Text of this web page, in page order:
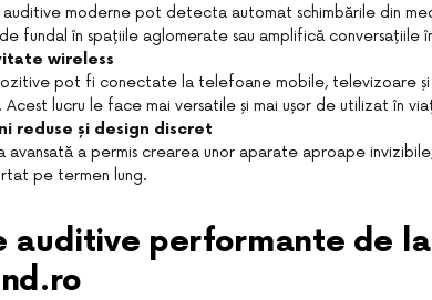
moderne pot detecta automat schimbările din
fundal în spațiile aglomerate sau amplifică conversațiile
wireless
pot fi conectate la telefoane mobile, televizoare
lucru le face mai versatile și mai ușor de utilizat în
reduse și design discret
avansată a permis crearea unor aparate aproape
pe termen lung.
auditive performante de la